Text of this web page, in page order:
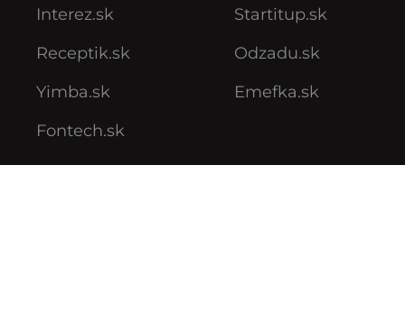
Interez.sk
Receptik.sk
Yimba.sk
Fontech.sk
Startitup.sk
Odzadu.sk
Emefka.sk